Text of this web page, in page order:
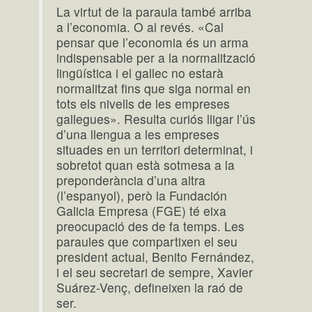
La virtut de la paraula també arriba
a l’economia. O al revés. «Cal
pensar que l’economia és un arma
indispensable per a la normalització
lingüística i el gallec no estarà
normalitzat fins que siga normal en
tots els nivells de les empreses
gallegues». Resulta curiós lligar l’ús
d’una llengua a les empreses
situades en un territori determinat, i
sobretot quan està sotmesa a la
preponderància d’una altra
(l’espanyol), però la Fundación
Galicia Empresa (FGE) té eixa
preocupació des de fa temps. Les
paraules que compartixen el seu
president actual, Benito Fernández,
i el seu secretari de sempre, Xavier
Suárez-Venç, defineixen la raó de
ser.